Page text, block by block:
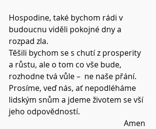
Hospodine, také bychom rádi v
budoucnu viděli pokojné dny a
rozpad zla.
Těšili bychom se s chutí z prosperity
a růstu, ale o tom co vše bude,
rozhodne tvá vůle –  ne naše přání.
Prosíme, veď nás, ať nepodléháme
lidským snům a jdeme životem se vší
jeho odpovědností.
Amen